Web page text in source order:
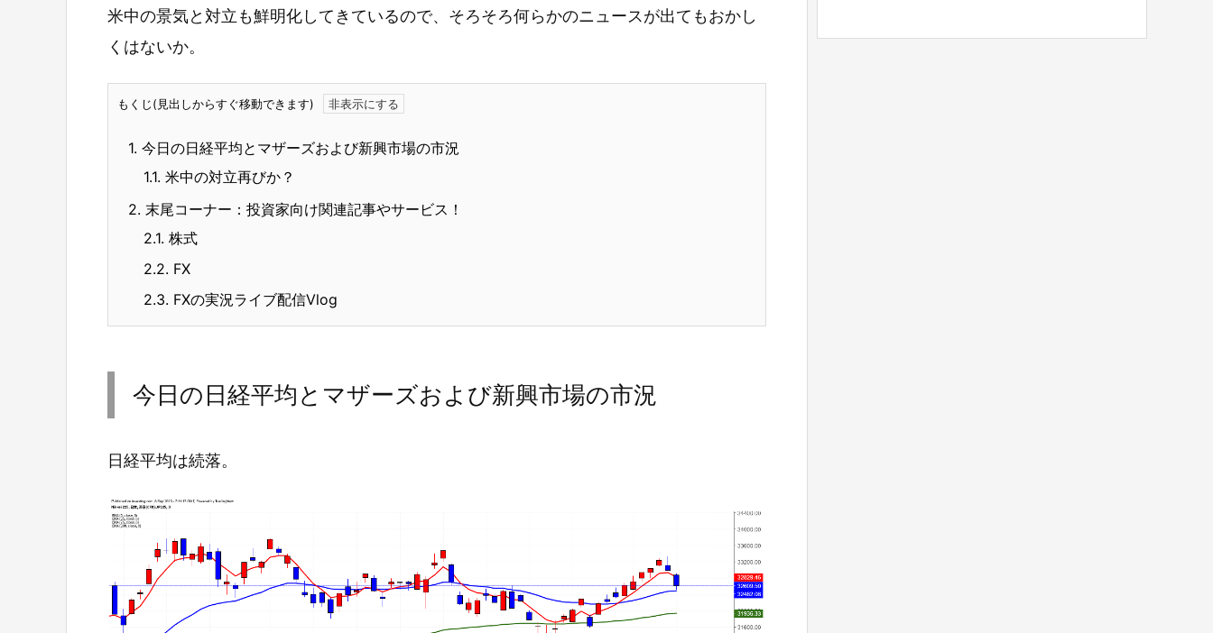
米中の景気と対立も鮮明化してきているので、そろそろ何らかのニュースが出てもおかし
くはないか。
もくじ(見出しからすぐ移動できます)
1. 今日の日経平均とマザーズおよび新興市場の市況
1.1. 米中の対立再びか？
2. 末尾コーナー：投資家向け関連記事やサービス！
2.1. 株式
2.2. FX
2.3. FXの実況ライブ配信Vlog
今日の日経平均とマザーズおよび新興市場の市況
日経平均は続落。